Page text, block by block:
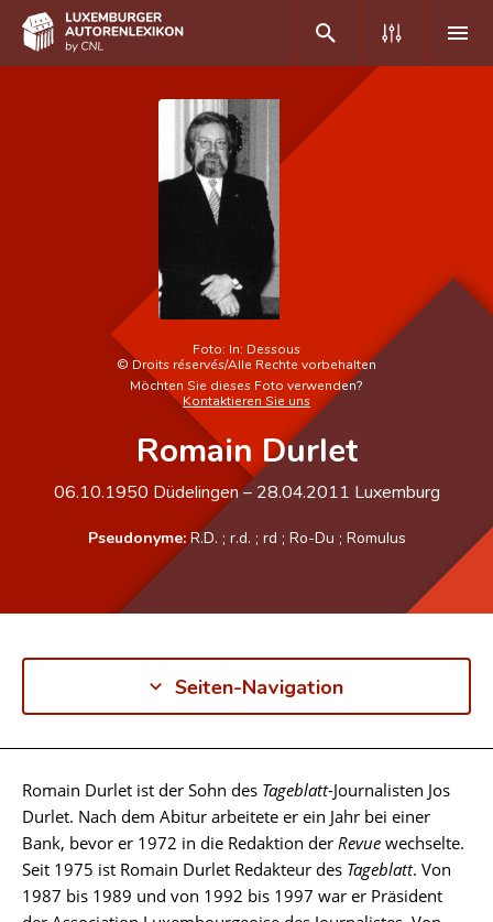
Erweiterte Suche
Häufige Fragen und Antworten
Foto: In: Dessous
© Droits réservés/Alle Rechte vorbehalten
Möchten Sie dieses Foto verwenden?
Kontaktieren Sie uns
Romain Durlet
06.10.1950 Düdelingen– 28.04.2011 Luxemburg
Pseudonyme: R.D. ; r.d. ; rd ; Ro-Du ; Romulus
Seiten-Navigation
Biographie
Romain Durlet ist der Sohn des Tageblatt-Journalisten Jos
Durlet. Nach dem Abitur arbeitete er ein Jahr bei einer
Bank, bevor er 1972 in die Redaktion der Revue wechselte.
Seit 1975 ist Romain Durlet Redakteur des Tageblatt. Von
1987 bis 1989 und von 1992 bis 1997 war er Präsident